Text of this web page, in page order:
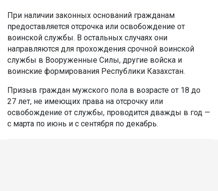
При наличии законных оснований гражданам
предоставляется отсрочка или освобождение от
воинской службы. В остальных случаях они
направляются для прохождения срочной воинской
службы в Вооруженные Силы, другие войска и
воинские формирования Республики Казахстан.
Призыв граждан мужского пола в возрасте от 18 до
27 лет, не имеющих права на отсрочку или
освобождение от службы, проводится дважды в год —
с марта по июнь и с сентября по декабрь.